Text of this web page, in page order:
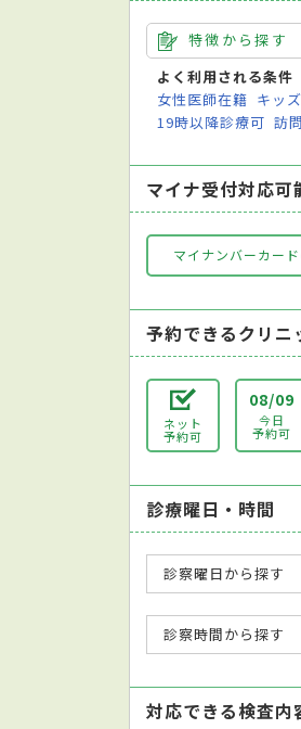
特徴から探す
よく利用される条件
女性医師在籍 キッ
19時以降診療可 訪
マイナ受付対応可
マイナンバーカー
予約できるクリニ
ネット
予約可
08/09
今日
予約可
診療曜日・時間
診察曜日から探す
診察時間から探す
対応できる検査内